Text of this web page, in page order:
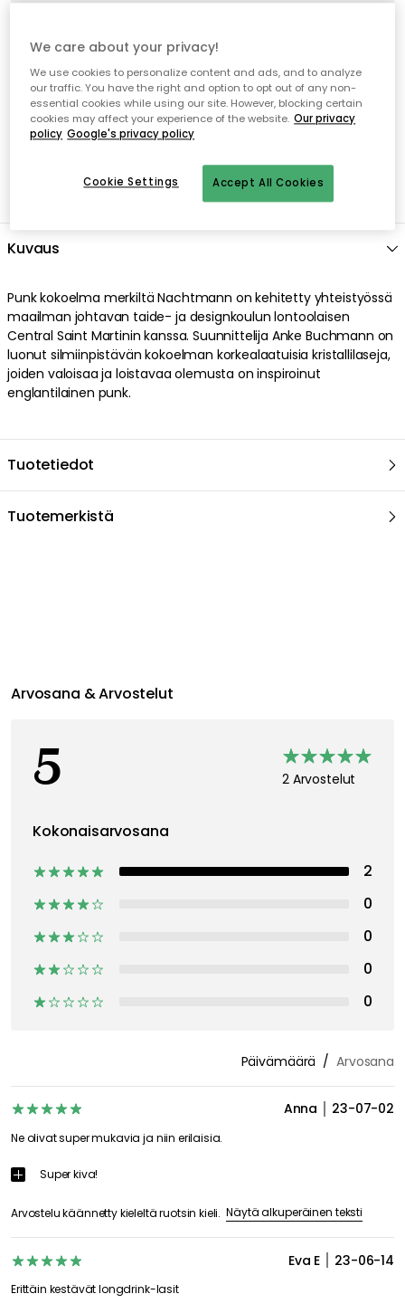
Nopeat ja joustavat toimitukset
Avoin palautusoikeus 30 päivän ajan
Kuvaus
Punk kokoelma merkiltä Nachtmann on kehitetty yhteistyössä
maailman johtavan taide- ja designkoulun lontoolaisen
Central Saint Martinin kanssa. Suunnittelija Anke Buchmann on
luonut silmiinpistävän kokoelman korkealaatuisia kristallilaseja,
joiden valoisaa ja loistavaa olemusta on inspiroinut
englantilainen punk.
Tuotetiedot
Tuotemerkistä
We care about your privacy!
We use cookies to personalize content and ads, and to analyze
our traffic. You have the right and option to opt out of any non-
essential cookies while using our site. However, blocking certain
cookies may affect your experience of the website. Our privacy
policy Google's privacy policy
Accept All Cookies
Cookie Settings